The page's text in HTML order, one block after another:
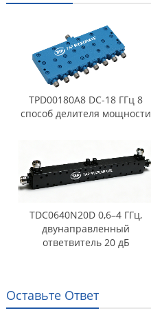
TPD00180A8 DC-18 ГГц 8
способ делителя мощности
TDC0640N20D 0,6–4 ГГц,
двунаправленный
ответвитель 20 дБ
Оставьте Ответ